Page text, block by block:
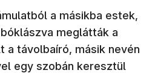
a másikba estek,
meglátták a
a távolbaíró, másik nevén
egy szobán keresztül